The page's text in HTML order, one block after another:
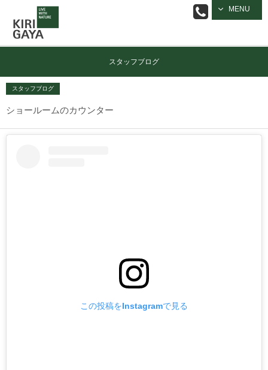
MENU
逗子の工務店
｜キリガヤ
スタッフブログ
スタッフブログ
ショールームのカウンター
この投稿をInstagramで見る